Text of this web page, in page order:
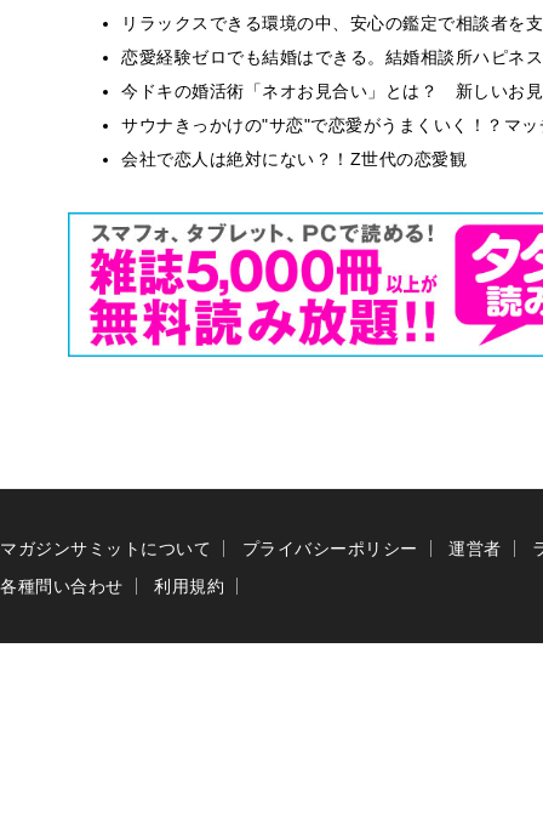
リラックスできる環境の中、安心の鑑定で相談者を
恋愛経験ゼロでも結婚はできる。結婚相談所ハピネ
今ドキの婚活術「ネオお見合い」とは？ 新しいお
サウナきっかけの"サ恋"で恋愛がうまくいく！？マ
会社で恋人は絶対にない？！Z世代の恋愛観
マガジンサミットについて プライバシーポリシー 運営者
各種問い合わせ
利用規約